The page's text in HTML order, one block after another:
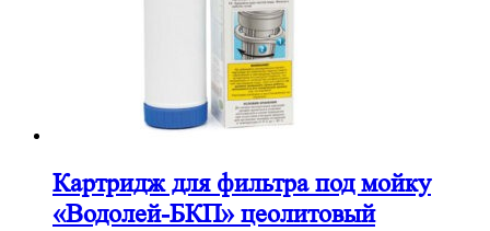
Картридж для фильтра под мойку
«Водолей-БКП» цеолитовый